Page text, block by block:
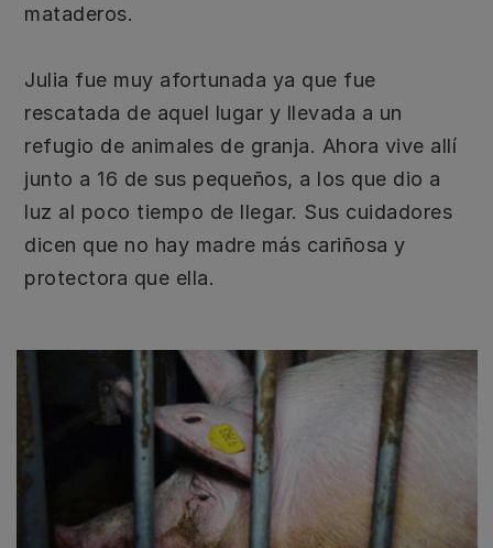
mataderos.
Julia fue muy afortunada ya que fue
rescatada de aquel lugar y llevada a un
refugio de animales de granja. Ahora vive allí
junto a 16 de sus pequeños, a los que dio a
luz al poco tiempo de llegar. Sus cuidadores
dicen que no hay madre más cariñosa y
protectora que ella.